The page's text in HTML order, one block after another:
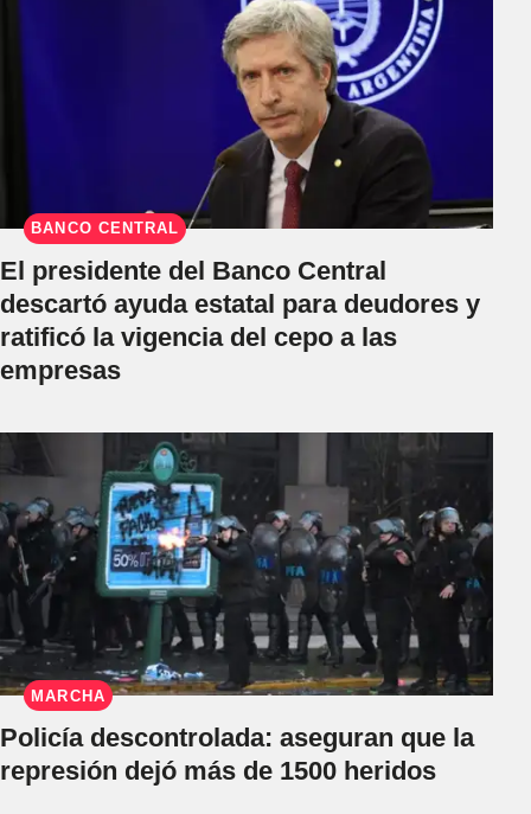
BANCO CENTRAL
El presidente del Banco Central
descartó ayuda estatal para deudores y
ratificó la vigencia del cepo a las
empresas
MARCHA
Policía descontrolada: aseguran que la
represión dejó más de 1500 heridos